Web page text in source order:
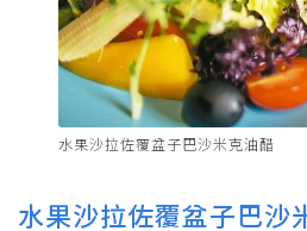
水果沙拉佐覆盆子巴沙米克油醋
水果沙拉佐覆盆子巴沙